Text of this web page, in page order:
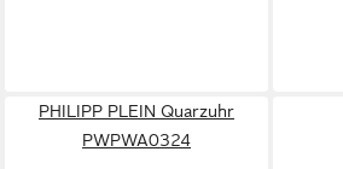
PHILIPP PLEIN Quarzuhr
PWPWA0324